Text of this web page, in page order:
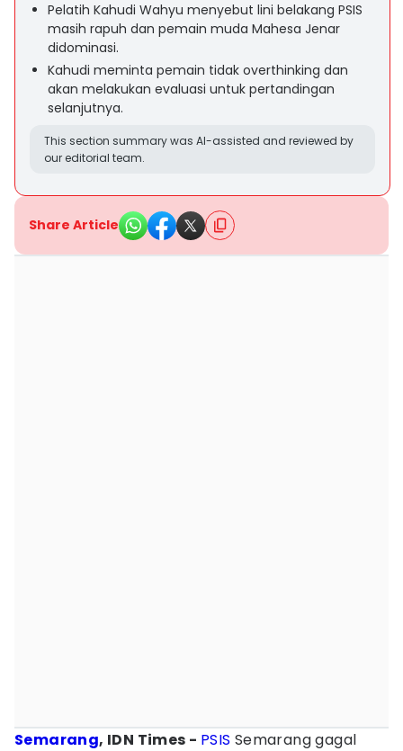
Pelatih Kahudi Wahyu menyebut lini belakang PSIS
masih rapuh dan pemain muda Mahesa Jenar
didominasi.
Kahudi meminta pemain tidak overthinking dan
akan melakukan evaluasi untuk pertandingan
selanjutnya.
This section summary was AI-assisted and reviewed by
our editorial team.
Share Article
Semarang, IDN Times - PSIS Semarang gagal